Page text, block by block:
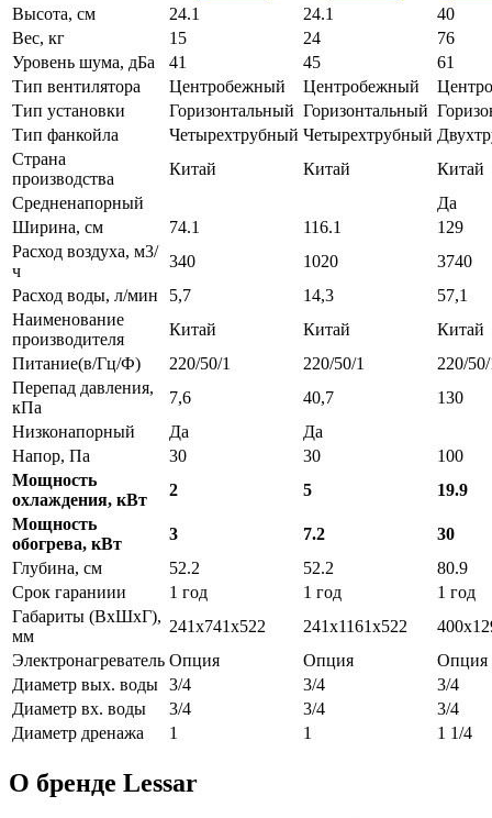
Высота, см
24.1 24.1
40
Вес, кг
15 24
76
Уровень шума, дБа
41 45
61
Тип вентилятора
Центробежный Центробежный
Тип установки
Горизонтальный Горизонтальный
Тип фанкойла
Четырехтрубный Четырехтрубный
Страна
производства
Китай Китай
Китай
Средненапорный
Да
Ширина, см
74.1 116.1
129
Расход воздуха, м3/
ч
340 1020
3740
Расход воды, л/мин
5,7 14,3
57,1
Наименование
производителя
Китай Китай
Китай
Питание(в/Гц/Ф)
220/50/1 220/50/1
220/
Перепад давления,
кПа
7,6 40,7
130
Низконапорный
Да
Да
Напор, Па
30 30
100
Мощность
охлаждения, кВт
2 5
19.9
Мощность
обогрева, кВт
3 7.2
30
Глубина, см
52.2 52.2
80.9
Срок гараниии
1 год 1 год
1 год
Габариты (ВxШxГ),
мм
241x741x522 241x1161x522
Электронагреватель Опция Опция
Опция
Диаметр вых. воды 3/4 3/4
3/4
Диаметр вх. воды
3/4 3/4
3/4
Диаметр дренажа
1 1 1 1/4
О бренде Lessar